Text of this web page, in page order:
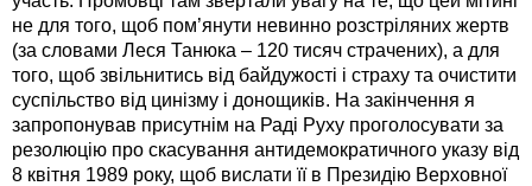
не для того, щоб пом’янути невинно розстріляних жертв
(за словами Леся Танюка – 120 тисяч страчених), а для
того, щоб звільнитись від байдужості і страху та очистити
суспільство від цинізму і донощиків. На закінчення я
запропонував присутнім на Раді Руху проголосувати за
резолюцію про скасування антидемократичного указу від
8 квітня 1989 року, щоб вислати її в Президію Верховної